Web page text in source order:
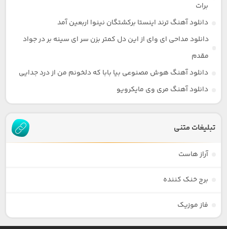
برات
دانلود آهنگ ترند اینستا برکشتگان نینوا اربعین آمد
دانلود مداحی ای وای از این دل کمتر بزن سر ای سینه بر در جواد
مقدم
دانلود آهنگ هوش مصنوعی بیا بابا که دلخونم من از درد جدایی
دانلود آهنگ مری وی مایکرویو
تبلیغات متنی
آراز هاست
برج خنک کننده
فاز موزیک